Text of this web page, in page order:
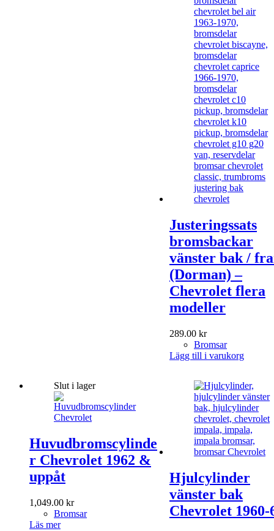
Justeringssats
bromsbackar
vänster bak /
(Dorman) –
Chevrolet flera
modeller
289.00 kr
Bromsar
Lägg till i varukorg
Slut i lager
Huvudbromscylinde
r Chevrolet 1962 &
uppåt
1,049.00 kr
Bromsar
Läs mer
Hjulcylinder
vänster bak
Chevrolet 1960-